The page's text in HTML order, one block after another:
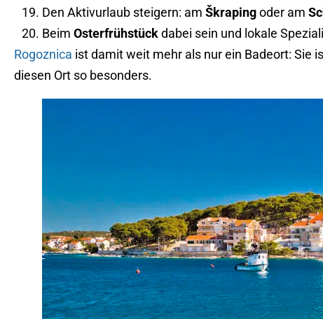
Den Aktivurlaub steigern: am Škrapingoder am
Beim Osterfrühstückdabei sein und lokale
Rogoznica ist damit weit mehr als nur ein Badeort: Sie
diesen Ort so besonders.